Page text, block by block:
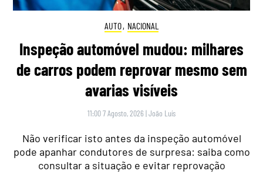
AUTO, NACIONAL
Inspeção automóvel mudou: milhares
de carros podem reprovar mesmo sem
avarias visíveis
11:00 7 Agosto, 2026 |João Luís
Não verificar isto antes da inspeção automóvel
pode apanhar condutores de surpresa: saiba como
consultar a situação e evitar reprovação